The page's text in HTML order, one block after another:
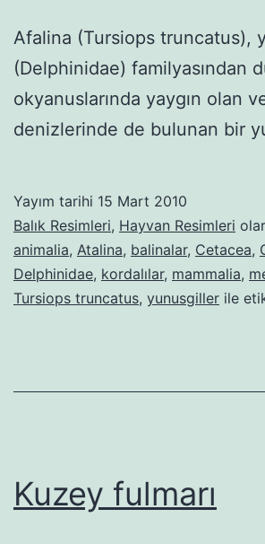
Afalina (Tursiops truncatus),
(Delphinidae) familyasından
okyanuslarında yaygın olan
denizlerinde de bulunan bir
Yayım tarihi 15 Mart 2010
Balık Resimleri, Hayvan Resimleri
animalia, Atalina, balinalar, Cetacea,
Delphinidae, kordalılar, mammalia,
Tursiops truncatus, yunusgiller ile
Kuzey fulmarı